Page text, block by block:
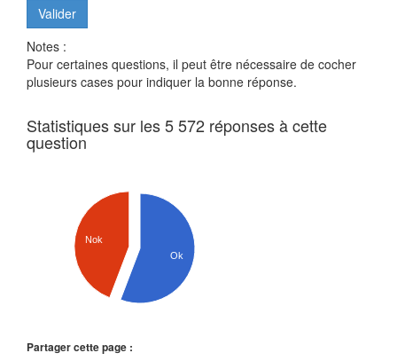
Notes :
Pour certaines questions, il peut être nécessaire de cocher
plusieurs cases pour indiquer la bonne réponse.
Statistiques sur les 5 572 réponses à cette
question
Nok
Ok
Partager cette page :